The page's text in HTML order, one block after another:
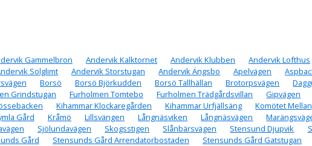
Gammelbron Andervik Kalktornet Andervik Klubben Andervik Lofthus
Solglimt Andervik Storstugan Andervik Ängsbo Apelvägen
Borsö Borsö Björkudden Borsö Tallhällan Brotorpsvägen
Grindstugan Furholmen Tomtebo Furholmen Trädgårdsvillan Gipvägen
Kihammar Klockaregården Kihammar Urfjällsäng Komötet
Gård Kråmö Lillsvängen Långnäsviken Långnäsvägen
Sjölundavägen Skogsstigen Slånbärsvägen Stensund Djupvik
Gård Stensunds Gård Arrendatorbostaden Stensunds Gård Gatstugan